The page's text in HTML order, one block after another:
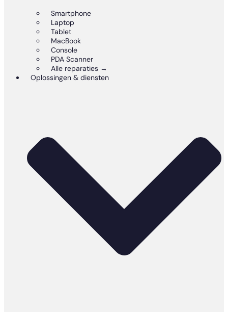
Smartphone
Laptop
Tablet
MacBook
Console
PDA Scanner
Alle reparaties →
Oplossingen & diensten